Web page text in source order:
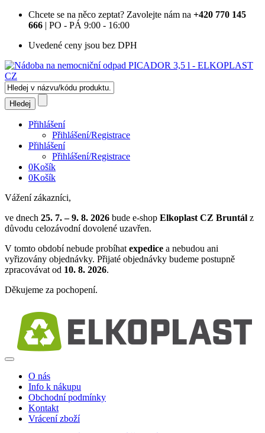
Chcete se na něco zeptat? Zavolejte nám na +420 770 145
666 | PO - PÁ 9:00 - 16:00
Uvedené ceny jsou bez DPH
Přihlášení
Přihlášení/Registrace
Přihlášení
Přihlášení/Registrace
0Košík
0Košík
Vážení zákazníci,
ve dnech 25. 7. – 9. 8. 2026 bude e-shop Elkoplast CZ Bruntál z
důvodu celozávodní dovolené uzavřen.
V tomto období nebude probíhat expedice a nebudou ani
vyřizovány objednávky. Přijaté objednávky budeme postupně
zpracovávat od 10. 8. 2026.
Děkujeme za pochopení.
O nás
Info k nákupu
Obchodní podmínky
Kontakt
Vrácení zboží